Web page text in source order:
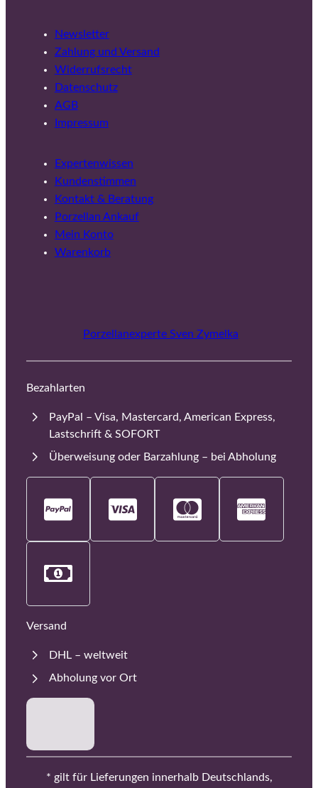
Newsletter
Zahlung und Versand
Widerrufsrecht
Datenschutz
AGB
Impressum
Expertenwissen
Kundenstimmen
Kontakt & Beratung
Porzellan Ankauf
Mein Konto
Warenkorb
Porzellanexperte Sven Zymelka
Bezahlarten
PayPal – Visa, Mastercard, American Express,
Lastschrift & SOFORT
Überweisung oder Barzahlung – bei Abholung
Versand
DHL – weltweit
Abholung vor Ort
* gilt für Lieferungen innerhalb Deutschlands,